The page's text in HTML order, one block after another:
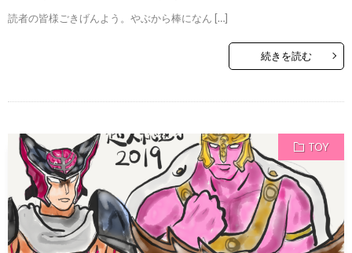
読者の皆様ごきげんよう。やぶから棒になん […]
続きを読む
TOY